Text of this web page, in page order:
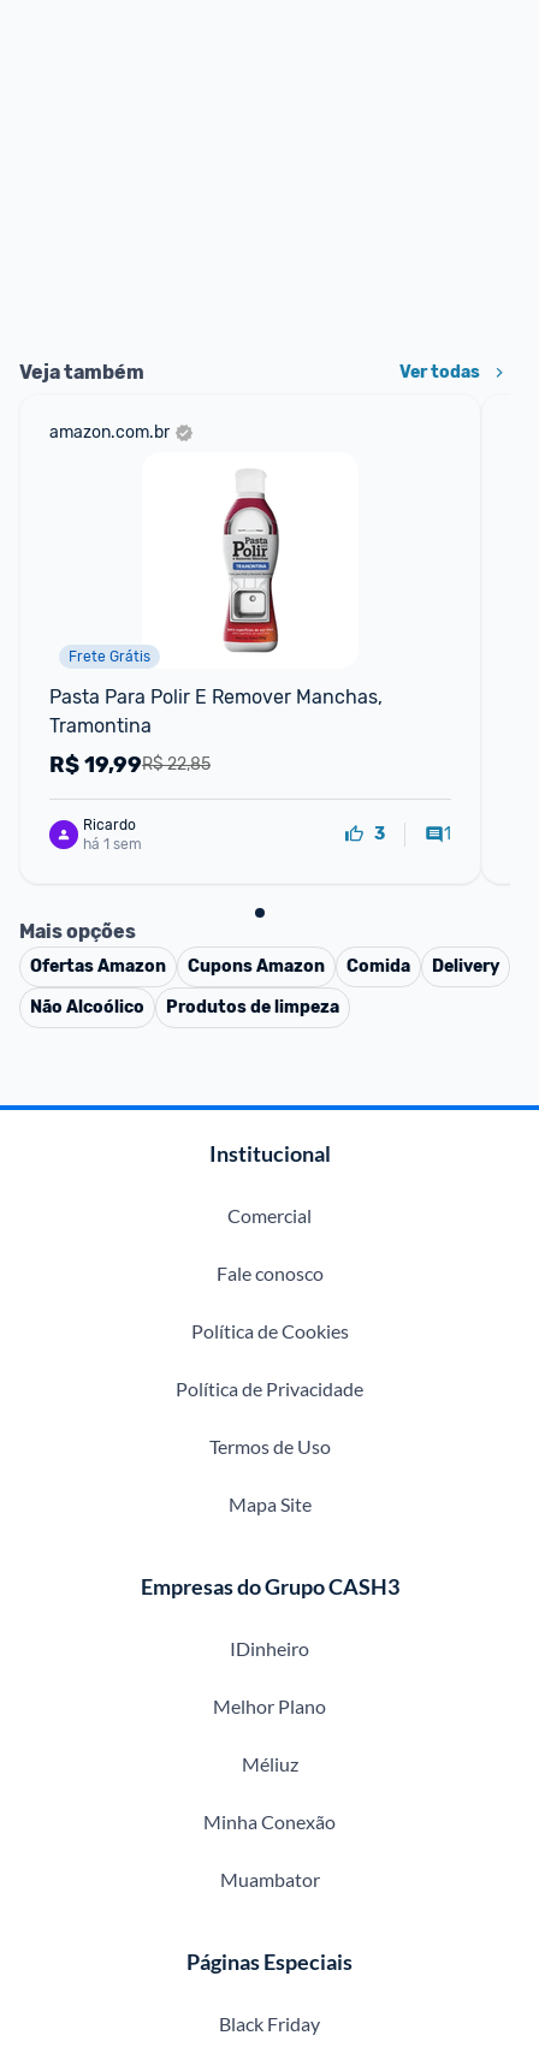
Veja também Ver todas
amazon.com.br
Frete Grátis
Pasta Para Polir E Remover Manchas,
Tramontina
R$ 22,85
R$19,99
Ricardo
há 1 sem
3 1
Mais opções
OfertasAmazon CuponsAmazon Comida
Delivery
Não Alcoólico
Produtos de limpeza
Institucional
Comercial
Fale conosco
Política de Cookies
Política de Privacidade
Termos de Uso
Mapa Site
Empresas do Grupo CASH3
IDinheiro
Melhor Plano
Méliuz
Minha Conexão
Muambator
Páginas Especiais
Black Friday